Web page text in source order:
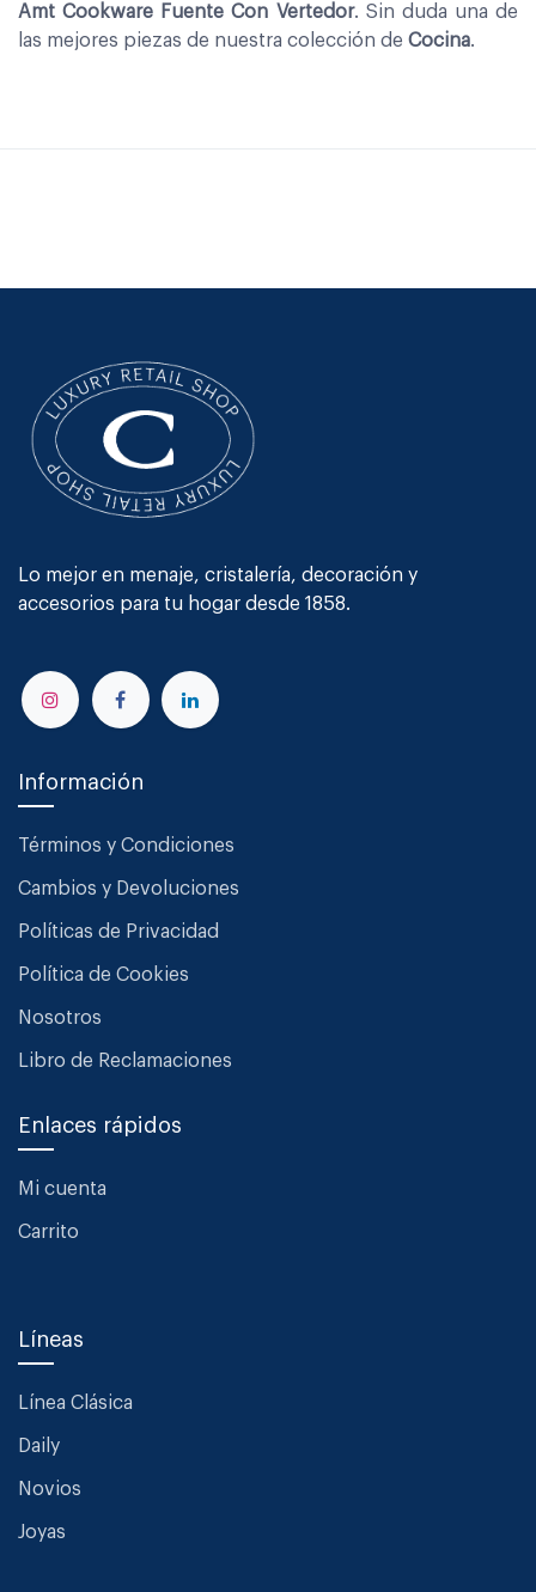
Amt Cookware Fuente Con Vertedor. Sin duda una de
las mejores piezas de nuestra colección de Cocina.
Lo mejor en menaje, cristalería, decoración y
accesorios para tu hogar desde 1858.
Información
Términos y Condiciones
Cambios y Devoluciones
Políticas de Privacidad
Política de Cookies
Nosotros
Libro de Reclamaciones
Enlaces rápidos
Mi cuenta
Carrito
Líneas
Línea Clásica
Daily
Novios
Joyas